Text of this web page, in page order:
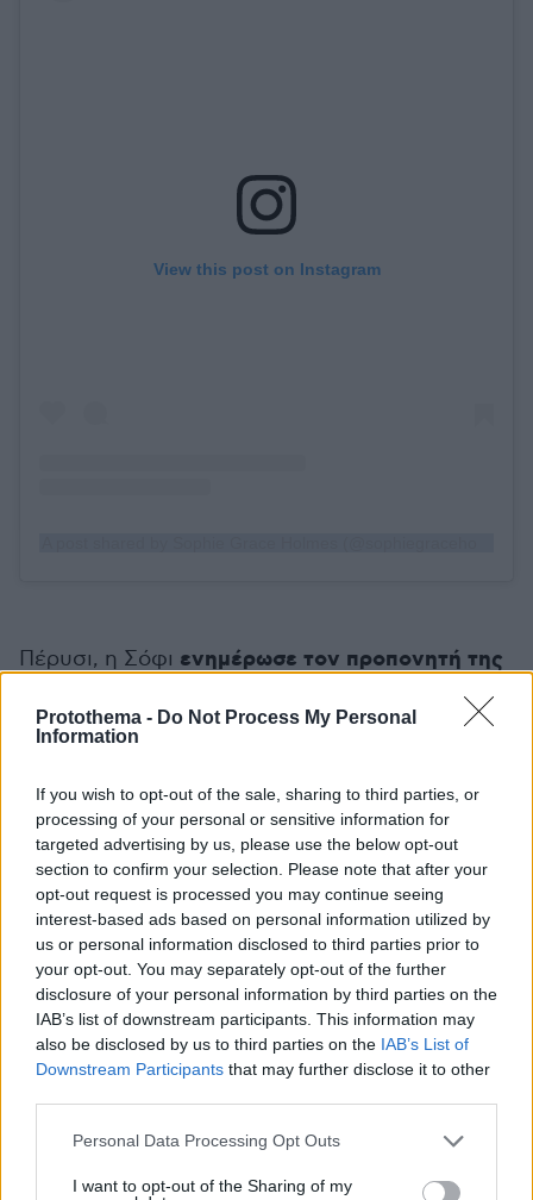
Protothema - Do Not Process My Personal
Information
If you wish to opt-out of the sale, sharing to third parties, or
processing of your personal or sensitive information for
targeted advertising by us, please use the below opt-out
section to confirm your selection. Please note that after your
opt-out request is processed you may continue seeing
interest-based ads based on personal information utilized by
us or personal information disclosed to third parties prior to
your opt-out. You may separately opt-out of the further
disclosure of your personal information by third parties on the
IAB’s list of downstream participants. This information may
also be disclosed by us to third parties on the IAB’s List of
Downstream Participants that may further disclose it to other
Please note that this website/app uses one or more Google
not limited to your visit or usage behaviour. You may click to
Personal Data Processing Opt Outs
I want to opt-out of the Sharing of my
View this post on Instagram
Πέρυσι, η Σόφι ενημέρωσε τον προπονητή της
ότι αποφάσισε να τρέξει σε 36 μαραθωνίους
μέσα σε διάστημα 36 ημερώνκαι τελικά τα
κατάφερε, όπως γράφει η βρετανική
εφημερίδα. Την τελευταία φορά που έτρεξε,
ήταν στον μαραθώνιο του Εδιμβούργου.
Τι είναι η κυστική ίνωση
Σημειώνεται ότι η κυστική ίνωση από την οποία
πάσχει η 32χρονη Βρετανίδα, είναι μια
γενετική, κληρονομική, μη μεταδοτική
ασθένεια.
που φράζει τους πνεύμονες και οδηγεί σε
επικίνδυνες μολύνσεις.